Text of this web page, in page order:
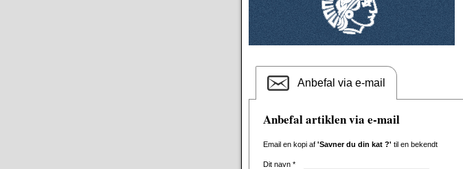
Anbefal via e-mail
Anbefal artiklen via e-mail
Email en kopi af 'Savner du din kat ?' til en bekendt
Dit navn *